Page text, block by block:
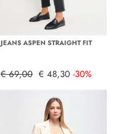
JEANS ASPEN STRAIGHT FIT
€ 69,00 € 48,30 -30%